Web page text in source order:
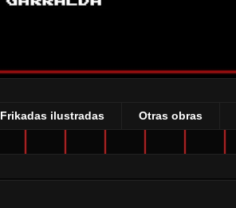
Frikadas ilustradas Otras obras